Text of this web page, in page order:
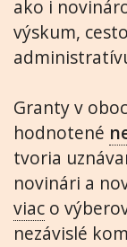
ako i
výskum,
Granty v
hodnotené
tvoria
novinári a
viac o
nezávislé